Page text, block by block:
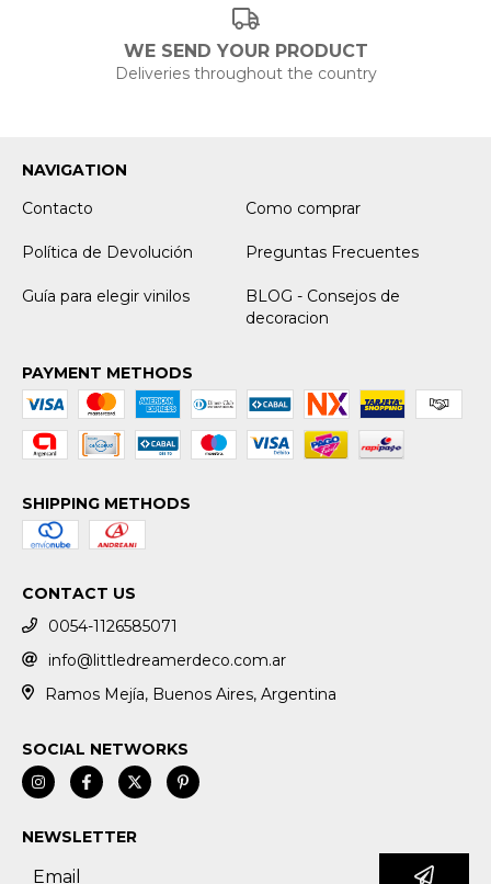
WE SEND YOUR PRODUCT
Deliveries throughout the country
NAVIGATION
Contacto
Como comprar
Política de Devolución Preguntas Frecuentes
Guía para elegir vinilos
BLOG - Consejos de
decoracion
PAYMENT METHODS
SHIPPING METHODS
CONTACT US
0054-1126585071
info@littledreamerdeco.com.ar
Ramos Mejía, Buenos Aires, Argentina
SOCIAL NETWORKS
NEWSLETTER